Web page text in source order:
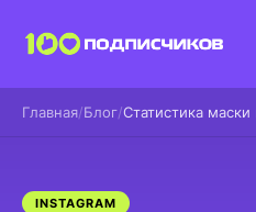
Главная Блог Статистика маски
INSTAGRAM